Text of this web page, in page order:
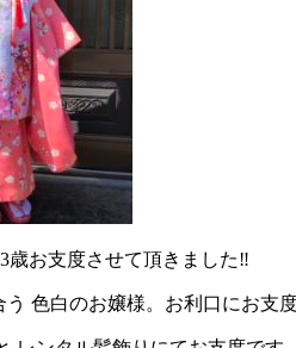
歳お支度させて頂きました‼︎
う 色白のお嬢様。お利口にお支